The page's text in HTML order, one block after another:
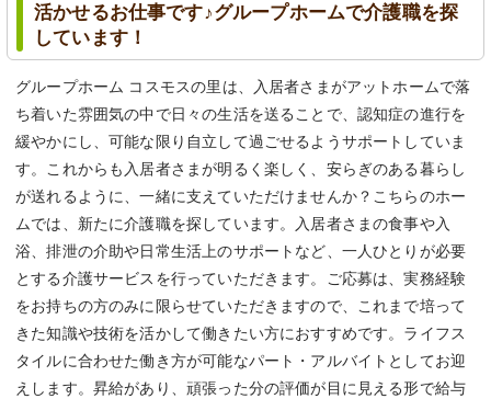
活かせるお仕事です♪グループホームで介護職を探
しています！
グループホーム コスモスの里は、入居者さまがアットホームで落
ち着いた雰囲気の中で日々の生活を送ることで、認知症の進行を
緩やかにし、可能な限り自立して過ごせるようサポートしていま
す。これからも入居者さまが明るく楽しく、安らぎのある暮らし
が送れるように、一緒に支えていただけませんか？こちらのホー
ムでは、新たに介護職を探しています。入居者さまの食事や入
浴、排泄の介助や日常生活上のサポートなど、一人ひとりが必要
とする介護サービスを行っていただきます。ご応募は、実務経験
をお持ちの方のみに限らせていただきますので、これまで培って
きた知識や技術を活かして働きたい方におすすめです。ライフス
タイルに合わせた働き方が可能なパート・アルバイトとしてお迎
えします。昇給があり、頑張った分の評価が目に見える形で給与